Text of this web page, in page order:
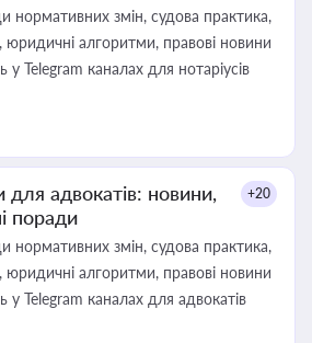
нормативних змін, судова практика,
юридичні алгоритми, правові новини
Telegram каналах для нотаріусів
для адвокатів: новини,
поради
+20
нормативних змін, судова практика,
юридичні алгоритми, правові новини
Telegram каналах для адвокатів